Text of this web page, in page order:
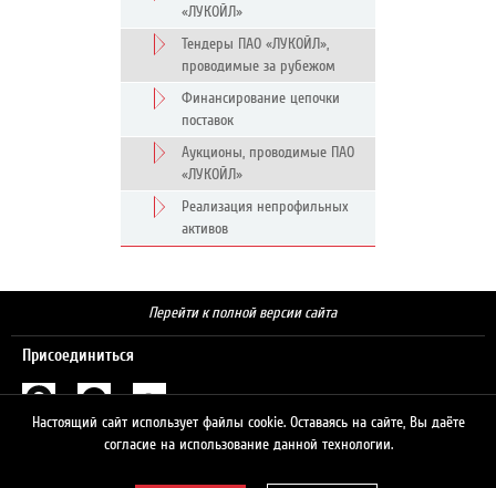
«ЛУКОЙЛ»
Тендеры ПАО «ЛУКОЙЛ»,
проводимые за рубежом
Финансирование цепочки
поставок
Аукционы, проводимые ПАО
«ЛУКОЙЛ»
Реализация непрофильных
активов
Перейти к полной версии сайта
Присоединиться
Настоящий сайт использует файлы cookie. Оставаясь на сайте, Вы даёте
согласие на использование данной технологии.